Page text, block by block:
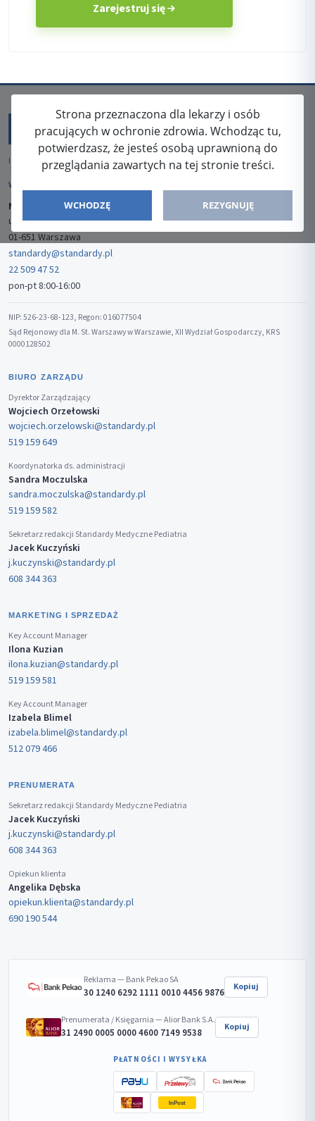
Zarejestruj się
Strona przeznaczona dla lekarzy i osób
pracujących w ochronie zdrowia. Wchodząc tu,
potwierdzasz, że jesteś osobą uprawnioną do
przeglądania zawartych na tej stronie treści.
WCHODZĘ REZYGNUJĘ
ISSN: 2080-5438
WYDAWCA
Media-Press Sp. z o.o.
ul. Gwiaździsta 7B/8
01-651 Warszawa
standardy@standardy.pl
22 509 47 52
pon-pt 8:00-16:00
NIP: 526-23-68-123, Regon: 016077504
Sąd Rejonowy dla M. St. Warszawy w Warszawie, XII Wydział Gospodarczy, KRS
0000128502
BIURO ZARZĄDU
Dyrektor Zarządzający
Wojciech Orzełowski
wojciech.orzelowski@standardy.pl
519 159 649
Koordynatorka ds. administracji
Sandra Moczulska
sandra.moczulska@standardy.pl
519 159 582
Sekretarz redakcji Standardy Medyczne Pediatria
Jacek Kuczyński
j.kuczynski@standardy.pl
608 344 363
MARKETING I SPRZEDAŻ
Key Account Manager
Ilona Kuzian
ilona.kuzian@standardy.pl
519 159 581
Key Account Manager
Izabela Blimel
izabela.blimel@standardy.pl
512 079 466
PRENUMERATA
Sekretarz redakcji Standardy Medyczne Pediatria
Jacek Kuczyński
j.kuczynski@standardy.pl
608 344 363
Opiekun klienta
Angelika Dębska
opiekun.klienta@standardy.pl
690 190 544
Reklama — Bank Pekao SA
30 1240 6292 1111 0010 4456 9876 Kopiuj
Prenumerata / Księgarnia — Alior Bank S.A.
31 2490 0005 0000 4600 7149 9538 Kopiuj
PŁATNOŚCI I WYSYŁKA
InPost